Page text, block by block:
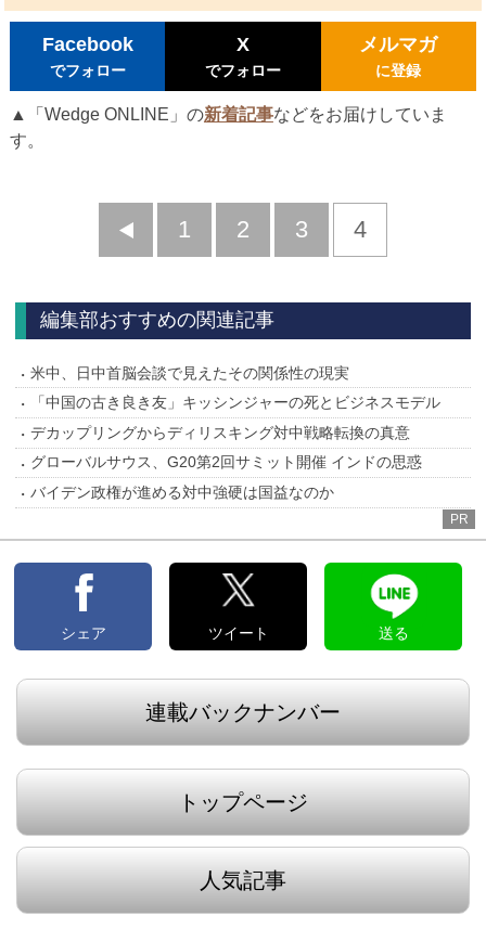
Facebook
でフォロー
X
でフォロー
メルマガ
に登録
▲「Wedge ONLINE」の新着記事などをお届けしていま
す。
前
1 2 3 4
編集部おすすめの関連記事
米中、日中首脳会談で見えたその関係性の現実
「中国の古き良き友」キッシンジャーの死とビジネスモデル
デカップリングからディリスキング対中戦略転換の真意
グローバルサウス、G20第2回サミット開催 インドの思惑
バイデン政権が進める対中強硬は国益なのか
PR
シェア ツイート 送る
連載バックナンバー
トップページ
人気記事